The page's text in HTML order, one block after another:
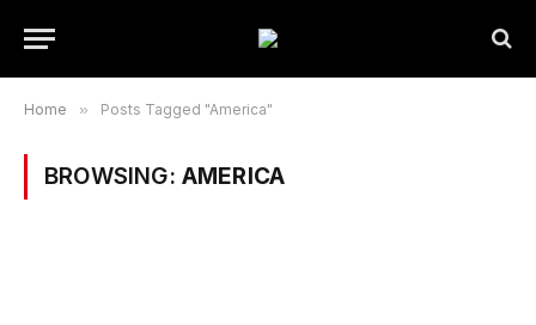
Home » Posts Tagged "America"
BROWSING: AMERICA